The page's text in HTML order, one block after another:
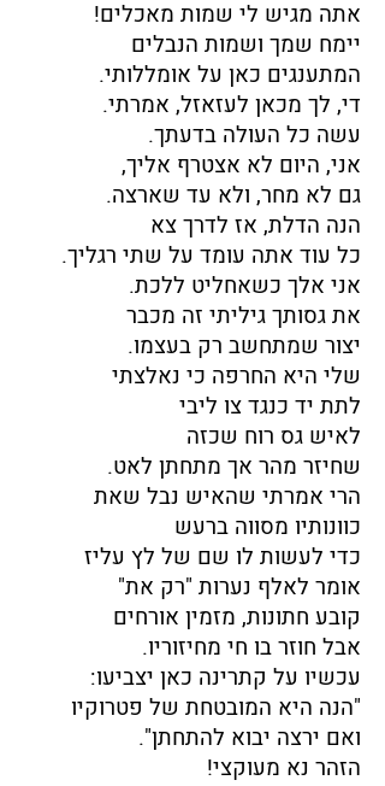
אתה מגיש לי שמות מאכלים!
יימח שמך ושמות הנבלים
המתענגים כאן על אומללותי.
די, לך מכאן לעזאזל, אמרתי.
עשה כל העולה בדעתך.
אני, היום לא אצטרף אליך,
גם לא מחר, ולא עד שארצה.
הנה הדלת, אז לדרך צא
כל עוד אתה עומד על שתי רגליך.
אני אלך כשאחליט ללכת.
את גסותך גיליתי זה מכבר
יצור שמתחשב רק בעצמו.
שלי היא החרפה כי נאלצתי
לתת יד כנגד צו ליבי
לאיש גס רוח שכזה
שחיזר מהר אך מתחתן לאט.
הרי אמרתי שהאיש נבל שאת
כוונותיו מסווה ברעש
כדי לעשות לו שם של לץ עליז
אומר לאלף נערות "רק את"
קובע חתונות, מזמין אורחים
אבל חוזר בו חי מחיזוריו.
עכשיו על קתרינה כאן יצביעו:
"הנה היא המובטחת של פטרוקיו
ואם ירצה יבוא להתחתן".
הזהר נא מעוקצי!